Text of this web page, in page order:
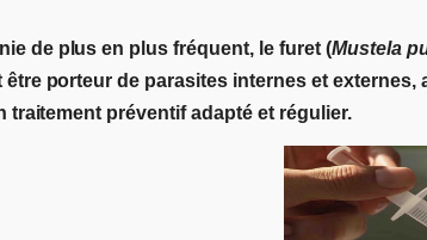
de plus en plus fréquent, le furet (Mustela
être porteur de parasites internes et
traitement préventif adapté et régulier.